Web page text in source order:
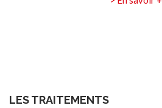
LES TRAITEMENTS